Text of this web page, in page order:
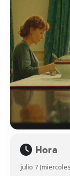
Hora
julio 7